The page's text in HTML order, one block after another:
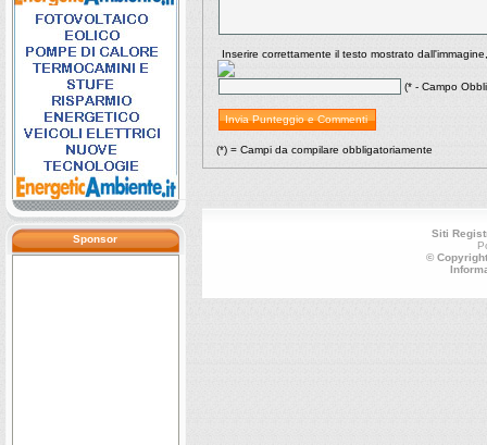
Sponsor
Inserire correttamente il testo mostrato
(* - Campo
(*) = Campi da compilare obbligatoriamente
Siti
©